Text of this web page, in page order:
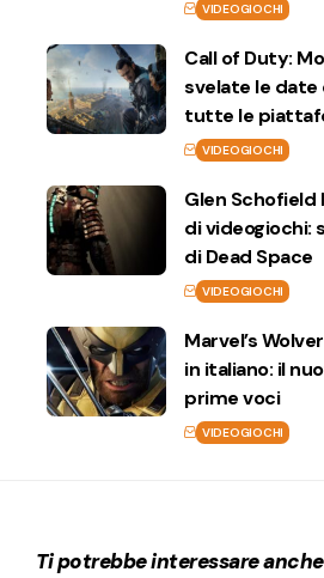
VIDEOGIOCHI
Call of Duty:
svelate le date
tutte le
VIDEOGIOCHI
Glen Schofield
di videogiochi:
di Dead Space
VIDEOGIOCHI
Marvel’s
in italiano: il
prime voci
VIDEOGIOCHI
Ti potrebbe interessare anche